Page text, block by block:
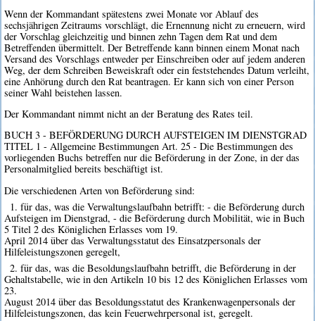
Wenn der Kommandant spätestens zwei Monate vor Ablauf des
sechsjährigen Zeitraums vorschlägt, die Ernennung nicht zu erneuern, wird
der Vorschlag gleichzeitig und binnen zehn Tagen dem Rat und dem
Betreffenden übermittelt. Der Betreffende kann binnen einem Monat nach
Versand des Vorschlags entweder per Einschreiben oder auf jedem anderen
Weg, der dem Schreiben Beweiskraft oder ein feststehendes Datum verleiht,
eine Anhörung durch den Rat beantragen. Er kann sich von einer Person
seiner Wahl beistehen lassen.
Der Kommandant nimmt nicht an der Beratung des Rates teil.
BUCH 3 - BEFÖRDERUNG DURCH AUFSTEIGEN IM DIENSTGRAD
TITEL 1 - Allgemeine Bestimmungen Art. 25 - Die Bestimmungen des
vorliegenden Buchs betreffen nur die Beförderung in der Zone, in der das
Personalmitglied bereits beschäftigt ist.
Die verschiedenen Arten von Beförderung sind:
1. für das, was die Verwaltungslaufbahn betrifft: - die Beförderung durch
Aufsteigen im Dienstgrad, - die Beförderung durch Mobilität, wie in Buch
5 Titel 2 des Königlichen Erlasses vom 19.
April 2014 über das Verwaltungsstatut des Einsatzpersonals der
Hilfeleistungszonen geregelt,
2. für das, was die Besoldungslaufbahn betrifft, die Beförderung in der
Gehaltstabelle, wie in den Artikeln 10 bis 12 des Königlichen Erlasses vom
23.
August 2014 über das Besoldungsstatut des Krankenwagenpersonals der
Hilfeleistungszonen, das kein Feuerwehrpersonal ist, geregelt.